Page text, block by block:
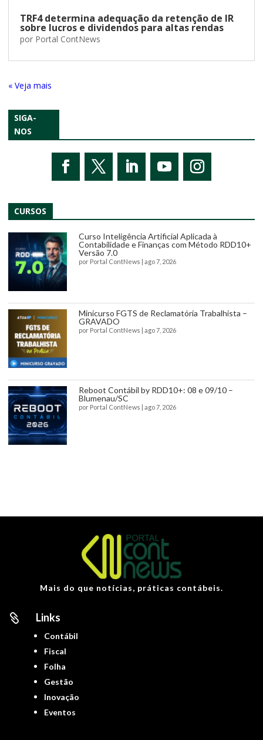
TRF4 determina adequação da retenção de IR
sobre lucros e dividendos para altas rendas
por Portal ContNews
« Entradas Antigas
SIGA-
NOS
CURSOS
Curso Inteligência Artificial Aplicada à
Contabilidade e Finanças com Método RDD10+
Versão 7.0
por Portal ContNews ago 7, 2026
Minicurso FGTS de Reclamatória Trabalhista –
GRAVADO
por Portal ContNews ago 7, 2026
Reboot Contábil by RDD10+: 08 e 09/10 –
Blumenau/SC
por Portal ContNews ago 7, 2026
Mais do que notícias, práticas contábeis.
 Links
Contábil
Fiscal
Folha
Gestão
Inovação
Eventos